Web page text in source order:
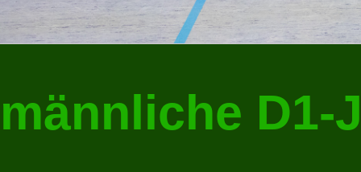
männliche D1-